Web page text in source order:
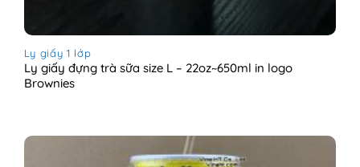
Ly giấy 1 lớp
Ly giấy đựng trà sữa size L – 22oz~650ml in logo
Brownies